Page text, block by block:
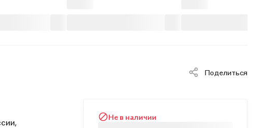
Поделиться
Не в наличии